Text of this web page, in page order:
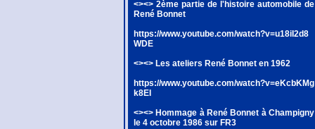
<><> 2ème partie de l'histoire automobile de
René Bonnet
https://www.youtube.com/watch?v=u18iI2d8
WDE
<><> Les ateliers René Bonnet en 1962
https://www.youtube.com/watch?v=eKcbKMg
k8EI
<><> Hommage à René Bonnet à Champigny
le 4 octobre 1986 sur FR3